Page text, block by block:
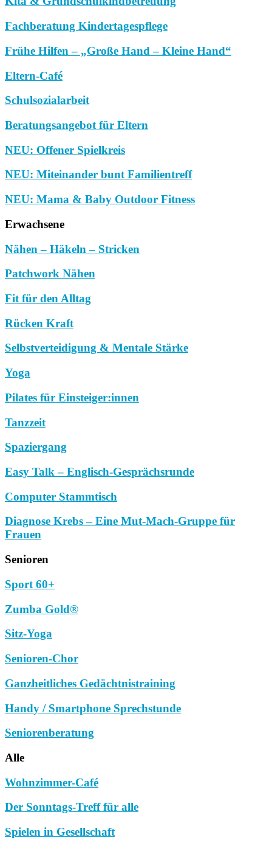
Fachberatung Kindertagespflege
Frühe Hilfen – „Große Hand – Kleine Hand“
Eltern-Café
Schulsozialarbeit
Beratungsangebot für Eltern
NEU: Offener Spielkreis
NEU: Miteinander bunt Familientreff
NEU: Mama & Baby Outdoor Fitness
Erwachsene
Nähen – Häkeln – Stricken
Patchwork Nähen
Fit für den Alltag
Rücken Kraft
Selbstverteidigung & Mentale Stärke
Yoga
Pilates für Einsteiger:innen
Tanzzeit
Spaziergang
Easy Talk – Englisch-Gesprächsrunde
Computer Stammtisch
Diagnose Krebs – Eine Mut-Mach-Gruppe für
Frauen
Senioren
Sport 60+
Zumba Gold®
Sitz-Yoga
Senioren-Chor
Ganzheitliches Gedächtnistraining
Handy / Smartphone Sprechstunde
Seniorenberatung
Alle
Wohnzimmer-Café
Der Sonntags-Treff für alle
Spielen in Gesellschaft